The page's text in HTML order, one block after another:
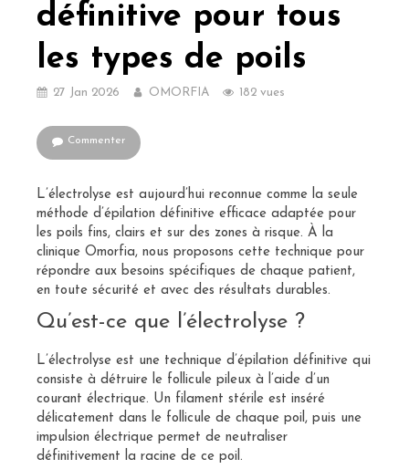
définitive pour tous
les types de poils
27 Jan 2026 OMORFIA 182 vues
Commenter
L’électrolyse est aujourd’hui reconnue comme la seule
méthode d’épilation définitive efficace adaptée pour
les poils fins, clairs et sur des zones à risque. À la
clinique Omorfia, nous proposons cette technique pour
répondre aux besoins spécifiques de chaque patient,
en toute sécurité et avec des résultats durables.
Qu’est-ce que l’électrolyse ?
L’électrolyse est une technique d’épilation définitive qui
consiste à détruire le follicule pileux à l’aide d’un
courant électrique. Un filament stérile est inséré
délicatement dans le follicule de chaque poil, puis une
impulsion électrique permet de neutraliser
définitivement la racine de ce poil.